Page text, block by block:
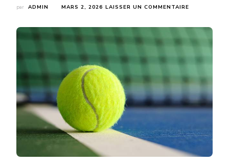
par ADMIN MARS 2, 2026 LAISSER UN COMMENTAIRE
TENNIS
AIX
?